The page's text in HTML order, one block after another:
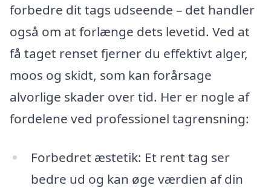
forbedre dit tags udseende – det handler
også om at forlænge dets levetid. Ved at
få taget renset fjerner du effektivt alger,
moos og skidt, som kan forårsage
alvorlige skader over tid. Her er nogle af
fordelene ved professionel tagrensning:
Forbedret æstetik: Et rent tag ser
bedre ud og kan øge værdien af din